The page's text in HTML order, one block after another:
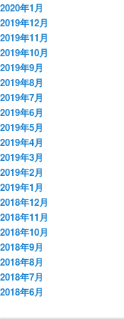
2020年1月
2019年12月
2019年11月
2019年10月
2019年9月
2019年8月
2019年7月
2019年6月
2019年5月
2019年4月
2019年3月
2019年2月
2019年1月
2018年12月
2018年11月
2018年10月
2018年9月
2018年8月
2018年7月
2018年6月